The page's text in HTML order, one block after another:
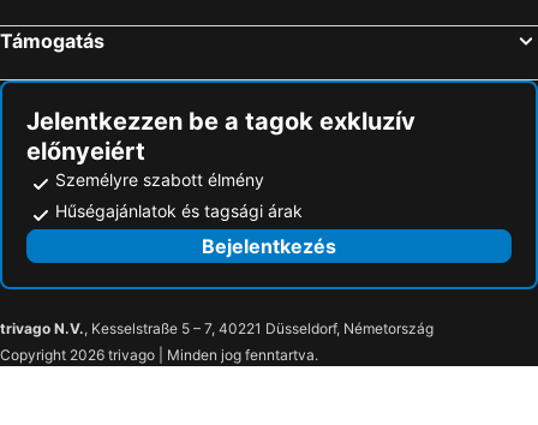
Támogatás
Jelentkezzen be a tagok exkluzív
előnyeiért
Személyre szabott élmény
Hűségajánlatok és tagsági árak
Bejelentkezés
trivago N.V., Kesselstraße 5 – 7, 40221 Düsseldorf, Németország
Copyright 2026 trivago | Minden jog fenntartva.